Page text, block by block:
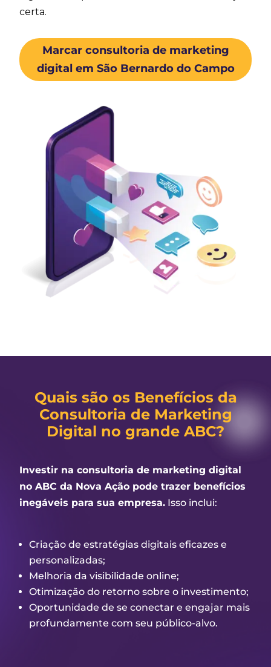
certa.
Marcar consultoria de marketing
digital em São Bernardo do Campo
Quais são os Benefícios da
Consultoria de Marketing
Digital no grande ABC?
Investir na consultoria de marketing digital
no ABC da Nova Ação pode trazer benefícios
inegáveis para sua empresa. Isso inclui:
Criação de estratégias digitais eficazes e
personalizadas;
Melhoria da visibilidade online;
Otimização do retorno sobre o investimento;
Oportunidade de se conectar e engajar mais
profundamente com seu público-alvo.